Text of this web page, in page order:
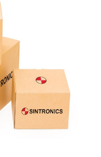
der
hochwertig
Baugruppen